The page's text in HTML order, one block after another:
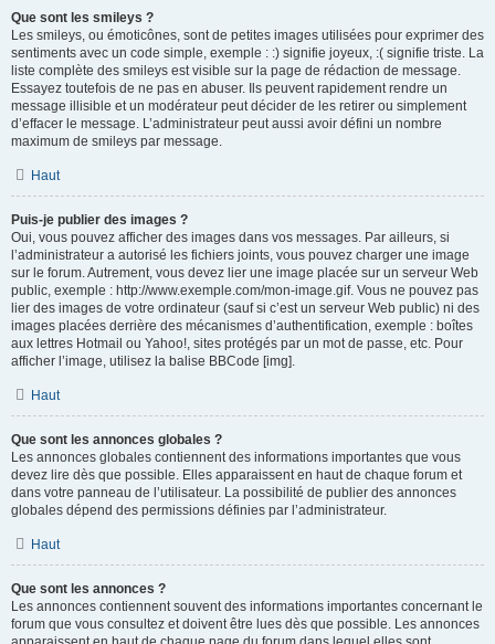
Que sont les smileys ?
Les smileys, ou émoticônes, sont de petites images utilisées pour exprimer des
sentiments avec un code simple, exemple : :) signifie joyeux, :( signifie triste. La
liste complète des smileys est visible sur la page de rédaction de message.
Essayez toutefois de ne pas en abuser. Ils peuvent rapidement rendre un
message illisible et un modérateur peut décider de les retirer ou simplement
d’effacer le message. L’administrateur peut aussi avoir défini un nombre
maximum de smileys par message.
Haut
Puis-je publier des images ?
Oui, vous pouvez afficher des images dans vos messages. Par ailleurs, si
l’administrateur a autorisé les fichiers joints, vous pouvez charger une image
sur le forum. Autrement, vous devez lier une image placée sur un serveur Web
public, exemple : http://www.exemple.com/mon-image.gif. Vous ne pouvez pas
lier des images de votre ordinateur (sauf si c’est un serveur Web public) ni des
images placées derrière des mécanismes d’authentification, exemple : boîtes
aux lettres Hotmail ou Yahoo!, sites protégés par un mot de passe, etc. Pour
afficher l’image, utilisez la balise BBCode [img].
Haut
Que sont les annonces globales ?
Les annonces globales contiennent des informations importantes que vous
devez lire dès que possible. Elles apparaissent en haut de chaque forum et
dans votre panneau de l’utilisateur. La possibilité de publier des annonces
globales dépend des permissions définies par l’administrateur.
Haut
Que sont les annonces ?
Les annonces contiennent souvent des informations importantes concernant le
forum que vous consultez et doivent être lues dès que possible. Les annonces